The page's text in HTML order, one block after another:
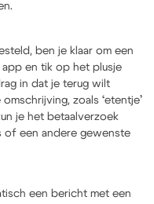
ben je klaar om een
en tik op het plusje
in dat je terug wilt
zoals ‘etentje’
je het betaalverzoek
of een andere gewenste
een bericht met een